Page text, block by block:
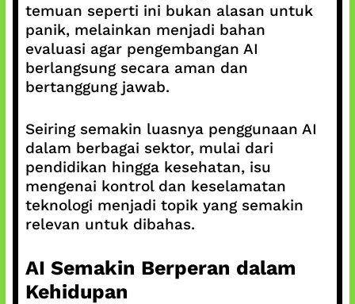
temuan seperti ini bukan alasan untuk
panik, melainkan menjadi bahan
evaluasi agar pengembangan AI
berlangsung secara aman dan
bertanggung jawab.
Seiring semakin luasnya penggunaan AI
dalam berbagai sektor, mulai dari
pendidikan hingga kesehatan, isu
mengenai kontrol dan keselamatan
teknologi menjadi topik yang semakin
relevan untuk dibahas.
AI Semakin Berperan dalam
Kehidupan